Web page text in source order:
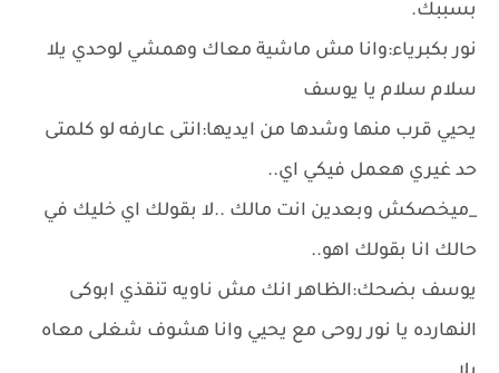
بسببك.
نور بكبرياء:وانا مش ماشية معاك وهمشي لوحدي يلا
سلام سلام يا يوسف
يحيي قرب منها وشدها من ايديها:انتى عارفه لو كلمتى
حد غيري هعمل فيكي اي..
_ميخصكش وبعدين انت مالك ..لا بقولك اي خليك في
حالك انا بقولك اهو..
يوسف بضحك:الظاهر انك مش ناويه تنقذي ابوكى
النهارده يا نور روحى مع يحيي وانا هشوف شغلى معاه